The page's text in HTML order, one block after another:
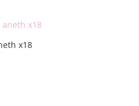
x18